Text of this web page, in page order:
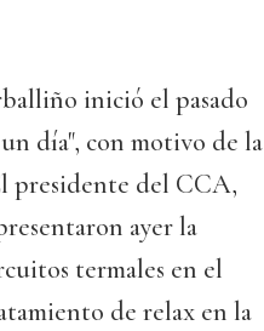
inició el pasado
día", con motivo de la
presidente del CCA,
ayer la
termales en el
de relax en la